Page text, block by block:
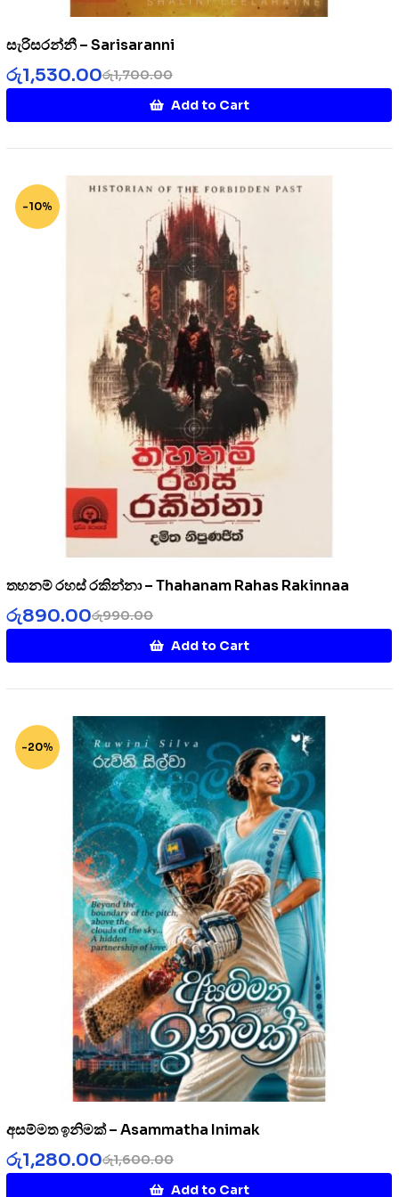
සැරිසරන්නී – Sarisaranni
රු1,700.00
රු1,530.00
Add to Cart
-10%
තහනම් රහස් රකින්නා – Thahanam Rahas Rakinnaa
රු990.00
රු890.00
Add to Cart
-20%
අසම්මත ඉනිමක් – Asammatha Inimak
රු1,600.00
රු1,280.00
Add to Cart